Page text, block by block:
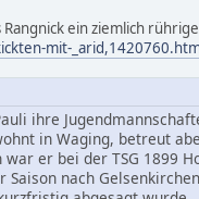
ein ziemlich
mit-
ihre
in Waging, betreut
er bei der TSG
nach